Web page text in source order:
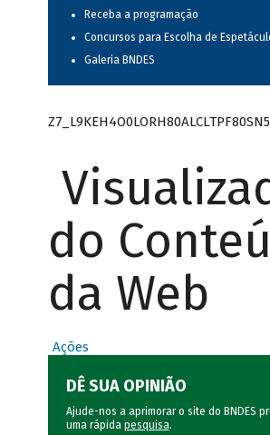
Receba a programação
Concursos para Escolha de
Galeria BNDES
Z7_L9KEH4O0LORH80ALCLTPF80SN5
do
da Web
Ações
DÊ SUA OPINIÃO
Ajude-nos a aprimorar o site do BNDES
uma rápida pesquisa.